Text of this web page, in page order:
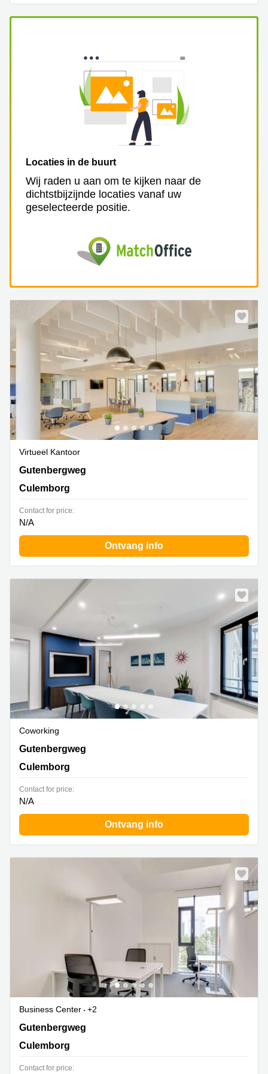
Kantoor
Huren
in
Hengelo
Locaties in de buurt
Wij raden u aan om te kijken naar de
dichtstbijzijnde locaties vanaf uw
geselecteerde positie.
Virtueel Kantoor
Gutenbergweg 1, Culemborg
Gutenbergweg
Culemborg
Contact for price:
N/A
Ontvang info
Coworking
Gutenbergweg 1, Culemborg
Gutenbergweg
Culemborg
Contact for price:
N/A
Ontvang info
Business Center
+2
Gutenbergweg 1, Culemborg
Gutenbergweg
Culemborg
Contact for price: